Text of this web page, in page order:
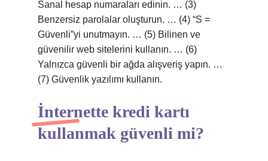
Sanal hesap numaraları edinin. … (3)
Benzersiz parolalar oluşturun. … (4) “S =
Güvenli”yi unutmayın. … (5) Bilinen ve
güvenilir web sitelerini kullanın. … (6)
Yalnızca güvenli bir ağda alışveriş yapın. …
(7) Güvenlik yazılımı kullanın.
İnternette kredi kartı
kullanmak güvenli mi?